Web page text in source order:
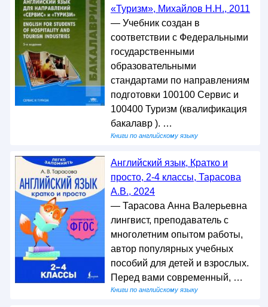
«Туризм», Михайлов Н.Н., 2011
— Учебник создан в
соответствии с Федеральными
государственными
образовательными
стандартами по направлениям
подготовки 100100 Сервис и
100400 Туризм (квалификация
бакалавр ). …
Книги по английскому языку
Английский язык, Кратко и
просто, 2-4 классы, Тарасова
А.В., 2024
— Тарасова Анна Валерьевна
лингвист, преподаватель с
многолетним опытом работы,
автор популярных учебных
пособий для детей и взрослых.
Перед вами современный, …
Книги по английскому языку